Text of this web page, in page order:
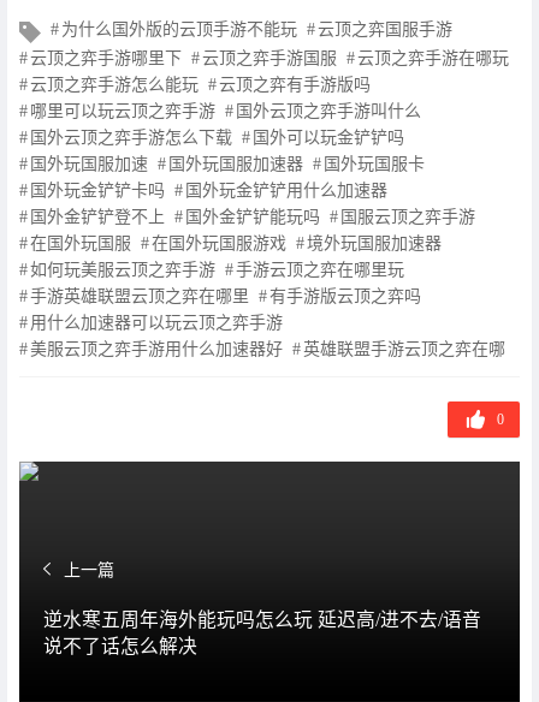
文
章
标
签
为什么国外版的云顶手游不能玩
云顶之弈国服手游
云顶之弈手游哪里下
云顶之弈手游国服
云顶之弈手游在哪玩
云顶之弈手游怎么能玩
云顶之弈有手游版吗
哪里可以玩云顶之弈手游
国外云顶之弈手游叫什么
国外云顶之弈手游怎么下载
国外可以玩金铲铲吗
国外玩国服加速
国外玩国服加速器
国外玩国服卡
国外玩金铲铲卡吗
国外玩金铲铲用什么加速器
国外金铲铲登不上
国外金铲铲能玩吗
国服云顶之弈手游
在国外玩国服
在国外玩国服游戏
境外玩国服加速器
如何玩美服云顶之弈手游
手游云顶之弈在哪里玩
手游英雄联盟云顶之弈在哪里
有手游版云顶之弈吗
用什么加速器可以玩云顶之弈手游
美服云顶之弈手游用什么加速器好
英雄联盟手游云顶之弈在哪
0
上一篇
逆水寒五周年海外能玩吗怎么玩 延迟高/进不去/语音
说不了话怎么解决